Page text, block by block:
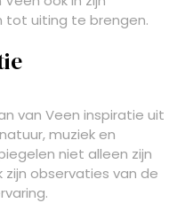
tot uiting te brengen.
van Veen inspiratie uit
muziek en
niet alleen zijn
zijn observaties van de